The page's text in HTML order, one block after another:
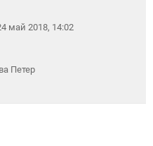
май 2018, 14:02
Петер